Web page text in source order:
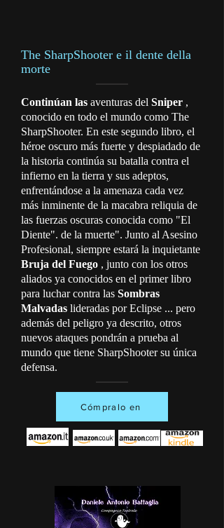
The SharpShooter e il dente della
morte
Continúan las aventuras del Sniper ,
conocido en todo el mundo como The
SharpShooter. En este segundo libro, el
héroe oscuro más fuerte y despiadado de
la historia continúa su batalla contra el
infierno en la tierra y sus adeptos,
enfrentándose a la amenaza cada vez
más inminente de la macabra reliquia de
las fuerzas oscuras conocida como "El
Diente". de la muerte". Junto al Asesino
Profesional, siempre estará la inquietante
Bruja del Fuego , junto con los otros
aliados ya conocidos en el primer libro
para luchar contra las Sombras
Malvadas lideradas por Eclipse ... pero
además del peligro ya descrito, otros
nuevos ataques pondrán a prueba al
mundo que tiene SharpShooter su única
defensa.
Cómpralo en